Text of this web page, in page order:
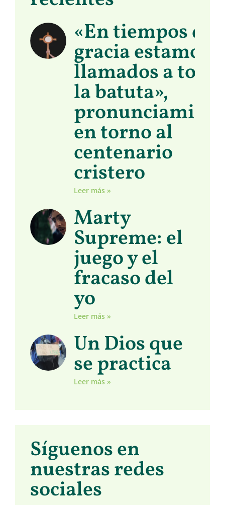
«En tiempos de
gracia estamos
llamados a
la batuta»,
en torno al
centenario
cristero
Leer más »
Marty
Supreme: el
juego y el
fracaso del
yo
Leer más »
Un Dios que
se practica
Leer más »
Síguenos en
nuestras redes
sociales